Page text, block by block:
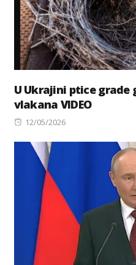
U Ukrajini ptice
vlakana VIDEO
Posted
12/05/2026